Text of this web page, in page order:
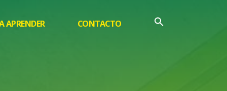
APRENDER CONTACTO